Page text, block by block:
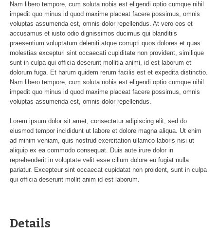
Nam libero tempore, cum soluta nobis est eligendi optio cumque nihil
impedit quo minus id quod maxime placeat facere possimus, omnis
voluptas assumenda est, omnis dolor repellendus. At vero eos et
accusamus et iusto odio dignissimos ducimus qui blanditiis
praesentium voluptatum deleniti atque corrupti quos dolores et quas
molestias excepturi sint occaecati cupiditate non provident, similique
sunt in culpa qui officia deserunt mollitia animi, id est laborum et
dolorum fuga. Et harum quidem rerum facilis est et expedita distinctio.
Nam libero tempore, cum soluta nobis est eligendi optio cumque nihil
impedit quo minus id quod maxime placeat facere possimus, omnis
voluptas assumenda est, omnis dolor repellendus.
Lorem ipsum dolor sit amet, consectetur adipiscing elit, sed do
eiusmod tempor incididunt ut labore et dolore magna aliqua. Ut enim
ad minim veniam, quis nostrud exercitation ullamco laboris nisi ut
aliquip ex ea commodo consequat. Duis aute irure dolor in
reprehenderit in voluptate velit esse cillum dolore eu fugiat nulla
pariatur. Excepteur sint occaecat cupidatat non proident, sunt in culpa
qui officia deserunt mollit anim id est laborum.
Details